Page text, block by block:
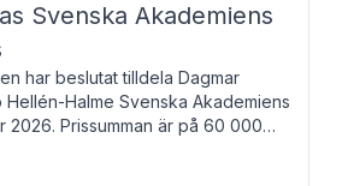
Svenska Akademiens
har beslutat tilldela Dagmar
Halme Svenska Akademiens
2026. Prissumman är på 60 000
Hartlová, född 1951, översätter
svenska till tjeckiska